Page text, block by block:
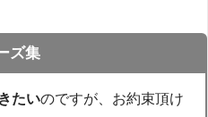
ズ集
たいのですが、お約束頂け